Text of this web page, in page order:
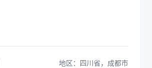
地区：四川省，成都市